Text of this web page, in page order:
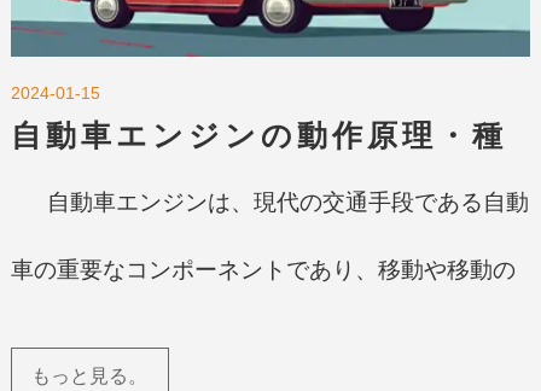
2024-01-15
自動車エンジンの動作原理・種
自動車エンジンは、現代の交通手段である自動
車の重要なコンポーネントであり、移動や移動の
もっと見る。